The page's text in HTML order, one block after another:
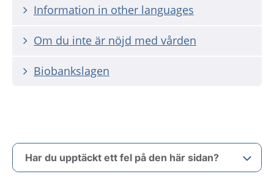
Information in other languages
Om du inte är nöjd med vården
Biobankslagen
Har du upptäckt ett fel på den här sidan?